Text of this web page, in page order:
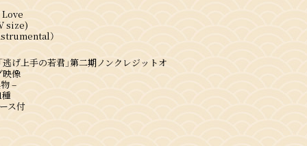
size)
）
逃げ上手の若君」第二期ノンクレジットオ
映像
–
種
ス付